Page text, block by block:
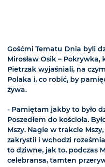
Gośćmi Tematu Dnia byli
Mirosław Osik –
Pietrzak wyjaśniali, na
Polaka i, co robić, by
żywa.
- Pamiętam jakby to było
Poszedłem do kościoła.
Mszy. Nagle w trakcie
zakrystii i wchodzi
to dziwne, jak to, podczas
celebransa, tamten